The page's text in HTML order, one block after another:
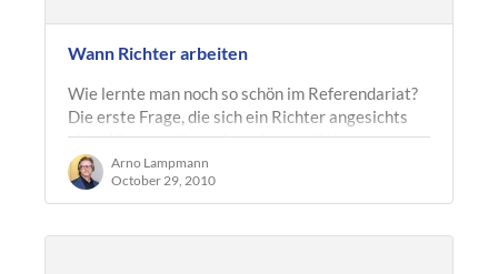
Wann Richter arbeiten
Wie lernte man noch so schön im Referendariat?
Die erste Frage, die sich ein Richter angesichts
einer Klage stellen müsse, lautet: "Warum
ausgerechnet ich?". Damit sollte…
Arno Lampmann
October 29, 2010